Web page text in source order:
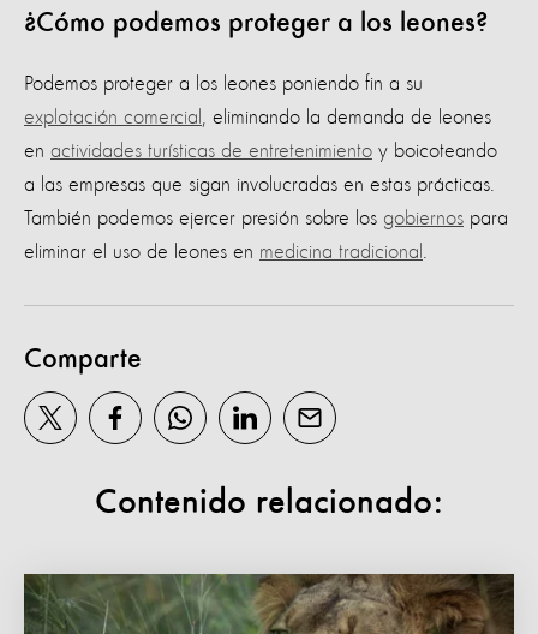
¿Cómo podemos proteger a los leones?
Podemos proteger a los leones poniendo fin a su
explotación comercial , eliminando la demanda de leones
en actividades turísticas de entretenimiento y boicoteando
a las empresas que sigan involucradas en estas prácticas.
También podemos ejercer presión sobre los gobiernos para
eliminar el uso de leones en medicina tradicional .
Comparte
Contenido relacionado: